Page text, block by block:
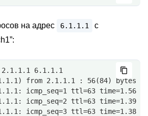
на адрес 6.1.1.1
c
2.1.1.1 6.1.1.1
from 2.1.1.1 : 56(84) bytes
icmp_seq=1 ttl=63 time=1.56 ms
icmp_seq=2 ttl=63 time=1.39 ms
icmp_seq=3 ttl=63 time=1.38 ms